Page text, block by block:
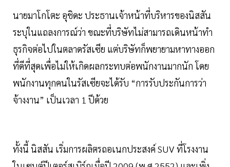
นายมาโกโตะ อุชิดะ ประธานเจ้าหน้าที่บริหารของนิสสัน
ระบุในแถลงการณ์ว่า ขณะที่บริษัทไม่สามารถเดินหน้าทำ
ธุรกิจต่อไปในตลาดรัสเซีย แต่บริษัทก็พยายามหาทางออก
ที่ดีที่สุดเพื่อไม่ให้เกิดผลกระทบต่อพนักงานมากนัก โดย
พนักงานทุกคนในรัสเซียจะได้รับ “การรับประกันการว่า
จ้างงาน” เป็นเวลา 1 ปีด้วย
ทั้งนี้ นิสสัน เริ่มการผลิตรถอเนกประสงค์ SUV ที่โรงงาน